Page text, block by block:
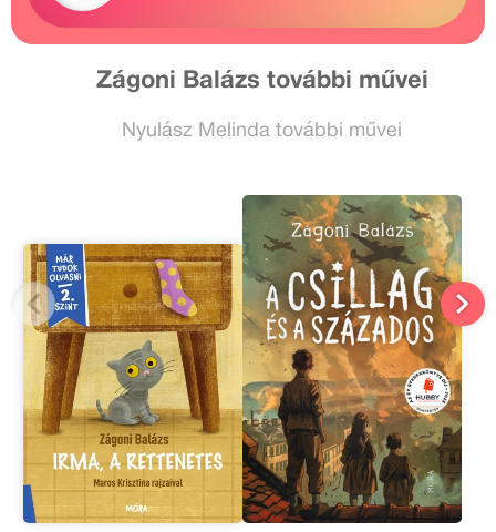
Zágoni Balázs további művei
Nyulász Melinda további művei